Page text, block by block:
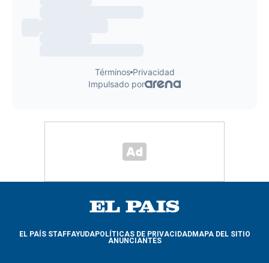
EL PAÍS STAFFAYUDAPOLÍTICAS DE PRIVACIDADMAPA DEL SITIO
ANUNCIANTES